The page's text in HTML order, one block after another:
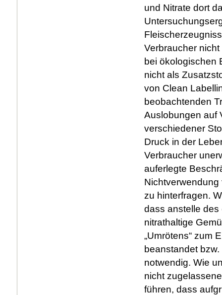
und Nitrate dort
Verbraucher
bei ökologischen
nicht als
von Clean
beobachtenden
Auslobungen auf
verschiedener
Druck in der
Verbraucher
auferlegte
Nichtverwendung
zu hinterfragen.
dass anstelle des
nitrathaltige
„Umrötens“ zum
beanstandet
notwendig. Wie
nicht
führen, dass